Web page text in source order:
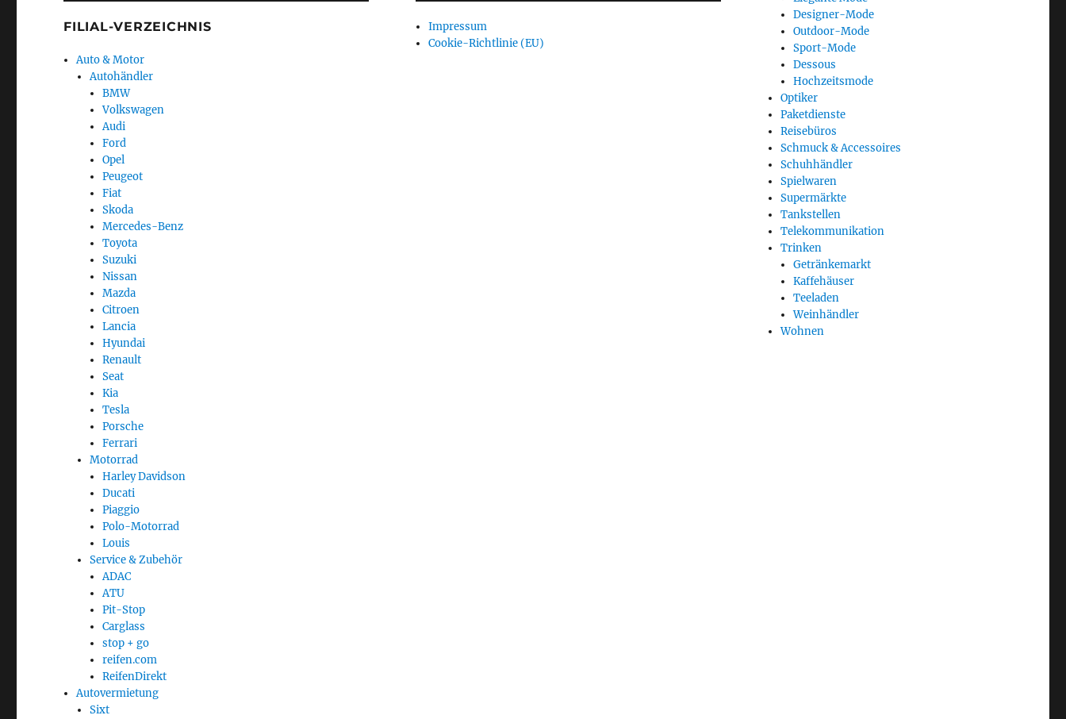
FILIAL-VERZEICHNIS
Auto & Motor
Autohändler
BMW
Volkswagen
Audi
Ford
Opel
Peugeot
Fiat
Skoda
Mercedes-Benz
Toyota
Suzuki
Nissan
Mazda
Citroen
Lancia
Hyundai
Renault
Seat
Kia
Tesla
Porsche
Ferrari
Motorrad
Harley Davidson
Ducati
Piaggio
Polo-Motorrad
Louis
Service & Zubehör
ADAC
ATU
Pit-Stop
Carglass
stop + go
reifen.com
ReifenDirekt
Autovermietung
Sixt
Impressum
Cookie-Richtlinie (EU)
Designer-Mode
Outdoor-Mode
Sport-Mode
Dessous
Hochzeitsmode
Optiker
Paketdienste
Reisebüros
Schmuck & Accessoires
Schuhhändler
Spielwaren
Supermärkte
Tankstellen
Telekommunikation
Trinken
Getränkemarkt
Kaffehäuser
Teeladen
Weinhändler
Wohnen